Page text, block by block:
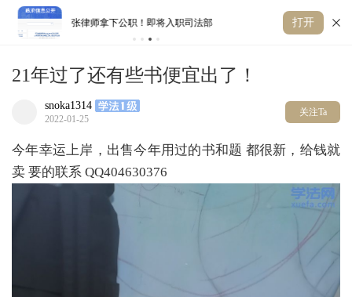
张律师拿下公职！即将入职司法部 法
打开
21年过了还有些书便宜出了！
snoka1314
2022-01-25
关注Ta
今年幸运上岸，出售今年用过的书和题 都很新，给钱就
卖 要的联系 QQ404630376